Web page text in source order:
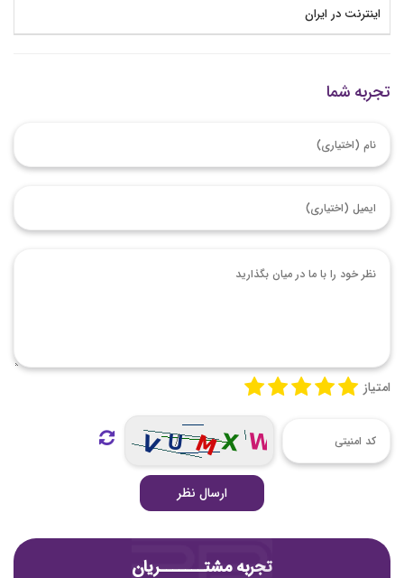
اینترنت در ایران
تجربه شما
امتیاز
ارسال نظر
تجربه مشتـــــــریان